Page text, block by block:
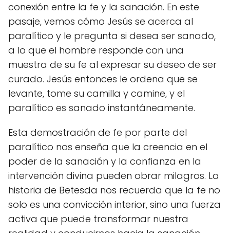
conexión entre la fe y la sanación. En este
pasaje, vemos cómo Jesús se acerca al
paralítico y le pregunta si desea ser sanado,
a lo que el hombre responde con una
muestra de su fe al expresar su deseo de ser
curado. Jesús entonces le ordena que se
levante, tome su camilla y camine, y el
paralítico es sanado instantáneamente.
Esta demostración de fe por parte del
paralítico nos enseña que la creencia en el
poder de la sanación y la confianza en la
intervención divina pueden obrar milagros. La
historia de Betesda nos recuerda que la fe no
solo es una convicción interior, sino una fuerza
activa que puede transformar nuestra